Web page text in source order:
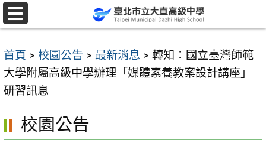
跳
至
要
內
容
首頁 > 校園公告 > 最新消息 > 轉知：國立臺灣師範
大學附屬高級中學辦理「媒體素養教案設計講座」
研習訊息
校園公告
選
單